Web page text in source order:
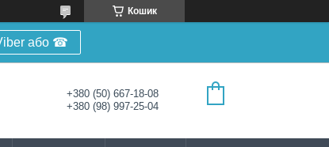
Кошик
або ☎
+380 (50) 667-18-08
+380 (98) 997-25-04